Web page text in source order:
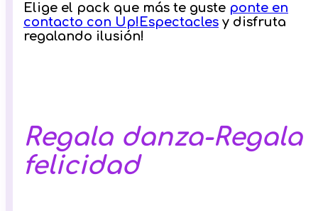
Elige el pack que más te guste ponte en
contacto con Up!Espectacles y disfruta
regalando ilusión!
Regala danza-Regala
felicidad